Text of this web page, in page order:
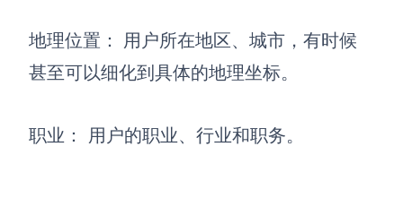
AI生成波特五力模型
AI生成4P营销理论模型
AI生成安索夫矩阵
AI对话
AI生成简历
地理位置：
用户所在地区、城市，有时候
甚至可以细化到具体的地理坐标。
职业： 用户的职业、行业和职务。